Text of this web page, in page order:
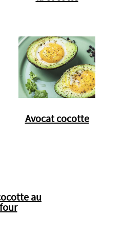
Avocat cocotte
au
four